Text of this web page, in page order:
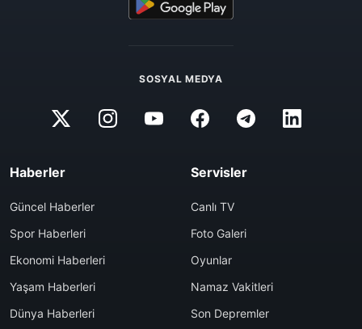
SOSYAL MEDYA
Haberler
Güncel Haberler
Spor Haberleri
Ekonomi Haberleri
Yaşam Haberleri
Dünya Haberleri
Servisler
Canlı TV
Foto Galeri
Oyunlar
Namaz Vakitleri
Son Depremler